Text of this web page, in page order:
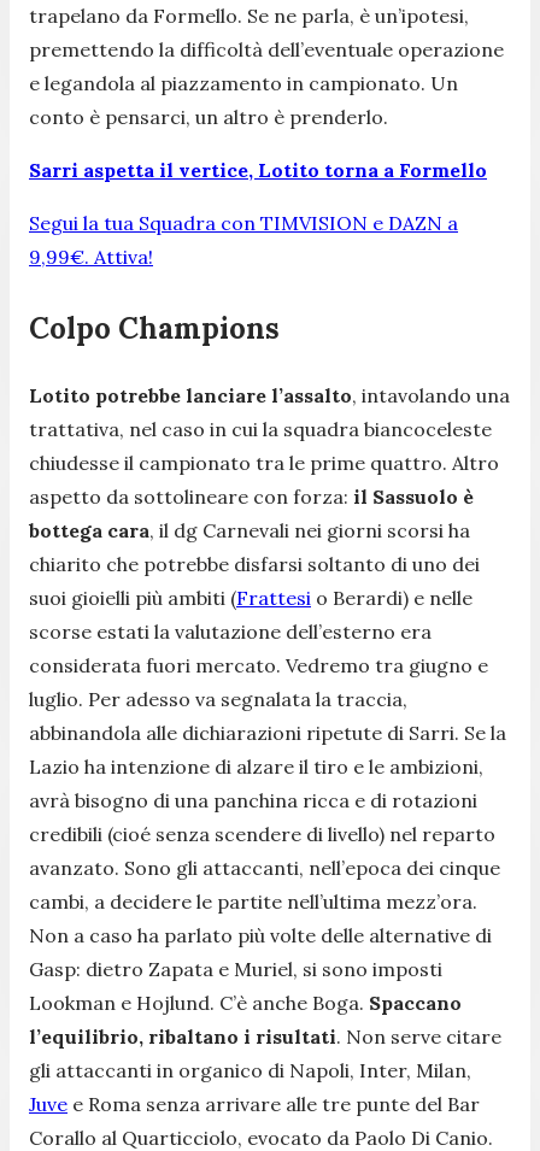
trapelano da Formello. Se ne parla, è un’ipotesi,
premettendo la difficoltà dell’eventuale operazione
e legandola al piazzamento in campionato. Un
conto è pensarci, un altro è prenderlo.
Sarri aspetta il vertice, Lotito torna a Formello
Segui la tua Squadra con TIMVISION e DAZN a
9,99€. Attiva!
Colpo Champions
Lotito potrebbe lanciare l’assalto, intavolando una
trattativa, nel caso in cui la squadra biancoceleste
chiudesse il campionato tra le prime quattro. Altro
aspetto da sottolineare con forza: il Sassuolo è
bottega cara, il dg Carnevali nei giorni scorsi ha
chiarito che potrebbe disfarsi soltanto di uno dei
suoi gioielli più ambiti (Frattesi o Berardi) e nelle
scorse estati la valutazione dell’esterno era
considerata fuori mercato. Vedremo tra giugno e
luglio. Per adesso va segnalata la traccia,
abbinandola alle dichiarazioni ripetute di Sarri. Se la
Lazio ha intenzione di alzare il tiro e le ambizioni,
avrà bisogno di una panchina ricca e di rotazioni
credibili (cioé senza scendere di livello) nel reparto
avanzato. Sono gli attaccanti, nell’epoca dei cinque
cambi, a decidere le partite nell’ultima mezz’ora.
Non a caso ha parlato più volte delle alternative di
Gasp: dietro Zapata e Muriel, si sono imposti
Lookman e Hojlund. C’è anche Boga. Spaccano
l’equilibrio, ribaltano i risultati. Non serve citare
gli attaccanti in organico di Napoli, Inter, Milan,
Juve e Roma senza arrivare alle tre punte del Bar
Corallo al Quarticciolo, evocato da Paolo Di Canio.